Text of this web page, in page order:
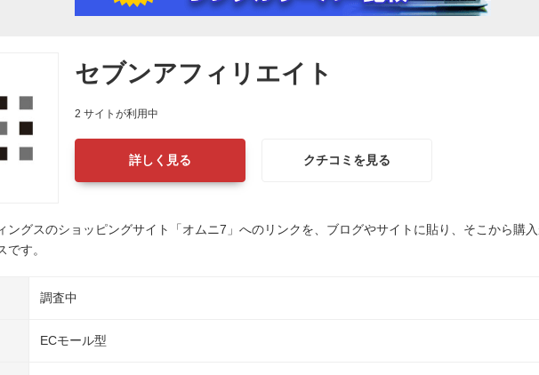
セブンアフィリエイト
2 サイトが利用中
詳しく見る クチコミを見る
ングスのショッピングサイト「オムニ7」へのリンクを、ブログやサイトに貼り、そこから購
す。
調査中
ECモール型